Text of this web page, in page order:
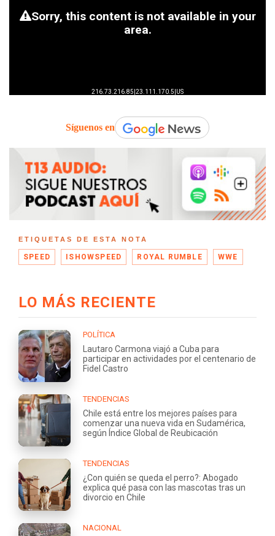
Síguenos en
ETIQUETAS DE ESTA NOTA
SPEED ISHOWSPEED ROYAL RUMBLE WWE
LO MÁS RECIENTE
POLÍTICA
Lautaro Carmona viajó a Cuba para
participar en actividades por el centenario de
Fidel Castro
TENDENCIAS
Chile está entre los mejores países para
comenzar una nueva vida en Sudamérica,
según Índice Global de Reubicación
TENDENCIAS
¿Con quién se queda el perro?: Abogado
explica qué pasa con las mascotas tras un
divorcio en Chile
NACIONAL